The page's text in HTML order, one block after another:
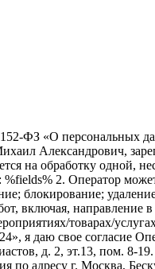
ФЗ «О персональных
Александрович,
на обработку одной,
2. Оператор
блокирование;
включая,
товарах/
я даю свое согласие
д. 2, эт.13, пом. 8-
по адресу г. Москва,